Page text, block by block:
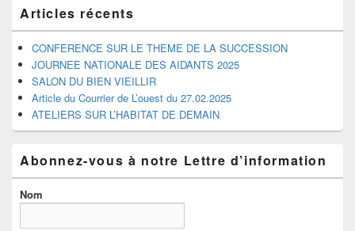
barre
latérale
Articles récents
CONFERENCE SUR LE THEME DE LA SUCCESSION
JOURNEE NATIONALE DES AIDANTS 2025
SALON DU BIEN VIEILLIR
Article du Courrier de L’ouest du 27.02.2025
ATELIERS SUR L’HABITAT DE DEMAIN
Abonnez-vous à notre Lettre d’information
Nom